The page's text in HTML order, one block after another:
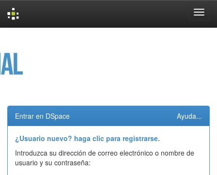
Entrar en DSpace Ayuda...
¿Usuario nuevo? haga clic para registrarse.
Introduzca su dirección de correo electrónico o nombre de
usuario y su contraseña: